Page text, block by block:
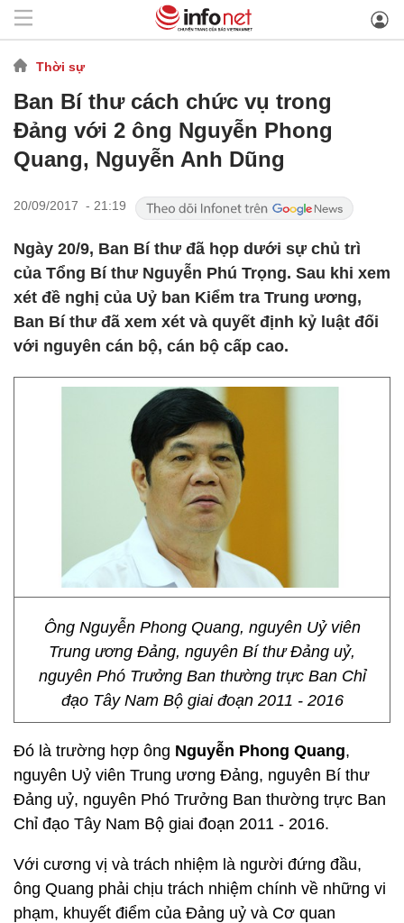
Thời sự
Ban Bí thư cách chức vụ trong
Đảng với 2 ông Nguyễn Phong
Quang, Nguyễn Anh Dũng
20/09/2017 - 21:19
Ngày 20/9, Ban Bí thư đã họp dưới sự chủ trì
của Tổng Bí thư Nguyễn Phú Trọng. Sau khi xem
xét đề nghị của Uỷ ban Kiểm tra Trung ương,
Ban Bí thư đã xem xét và quyết định kỷ luật đối
với nguyên cán bộ, cán bộ cấp cao.
Ông Nguyễn Phong Quang, nguyên Uỷ viên
Trung ương Đảng, nguyên Bí thư Đảng uỷ,
nguyên Phó Trưởng Ban thường trực Ban Chỉ
đạo Tây Nam Bộ giai đoạn 2011 - 2016
Đó là trường hợp ông Nguyễn Phong Quang,
nguyên Uỷ viên Trung ương Đảng, nguyên Bí thư
Đảng uỷ, nguyên Phó Trưởng Ban thường trực Ban
Chỉ đạo Tây Nam Bộ giai đoạn 2011 - 2016.
Với cương vị và trách nhiệm là người đứng đầu,
ông Quang phải chịu trách nhiệm chính về những vi
phạm, khuyết điểm của Đảng uỷ và Cơ quan